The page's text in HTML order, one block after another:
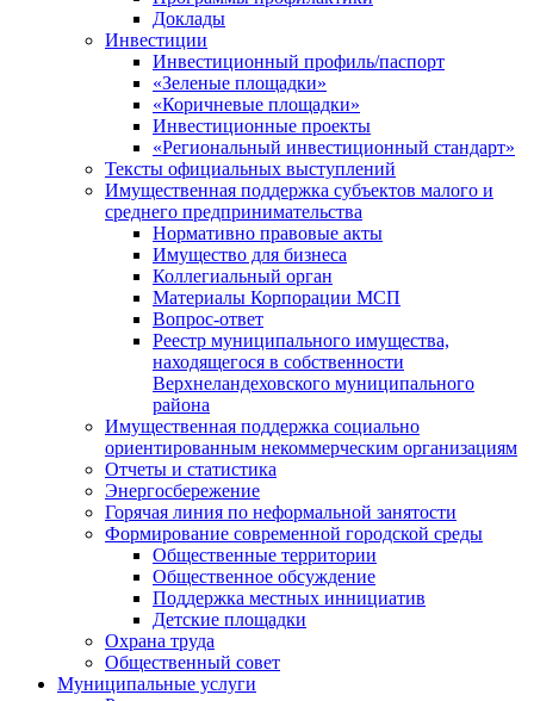
Доклады
Инвестиции
Инвестиционный профиль/паспорт
«Зеленые площадки»
«Коричневые площадки»
Инвестиционные проекты
«Региональный инвестиционный стандарт»
Тексты официальных выступлений
Имущественная поддержка субъектов малого и
среднего предпринимательства
Нормативно правовые акты
Имущество для бизнеса
Коллегиальный орган
Материалы Корпорации МСП
Вопрос-ответ
Реестр муниципального имущества,
находящегося в собственности
Верхнеландеховского муниципального
района
Имущественная поддержка социально
ориентированным некоммерческим организациям
Отчеты и статистика
Энергосбережение
Горячая линия по неформальной занятости
Формирование современной городской среды
Общественные территории
Общественное обсуждение
Поддержка местных иннициатив
Детские площадки
Охрана труда
Общественный совет
Муниципальные услуги